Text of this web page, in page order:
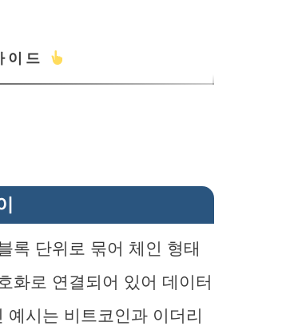
이드
록 단위로 묶어 체인 형태
화로 연결되어 있어 데이터
시는 비트코인과 이더리